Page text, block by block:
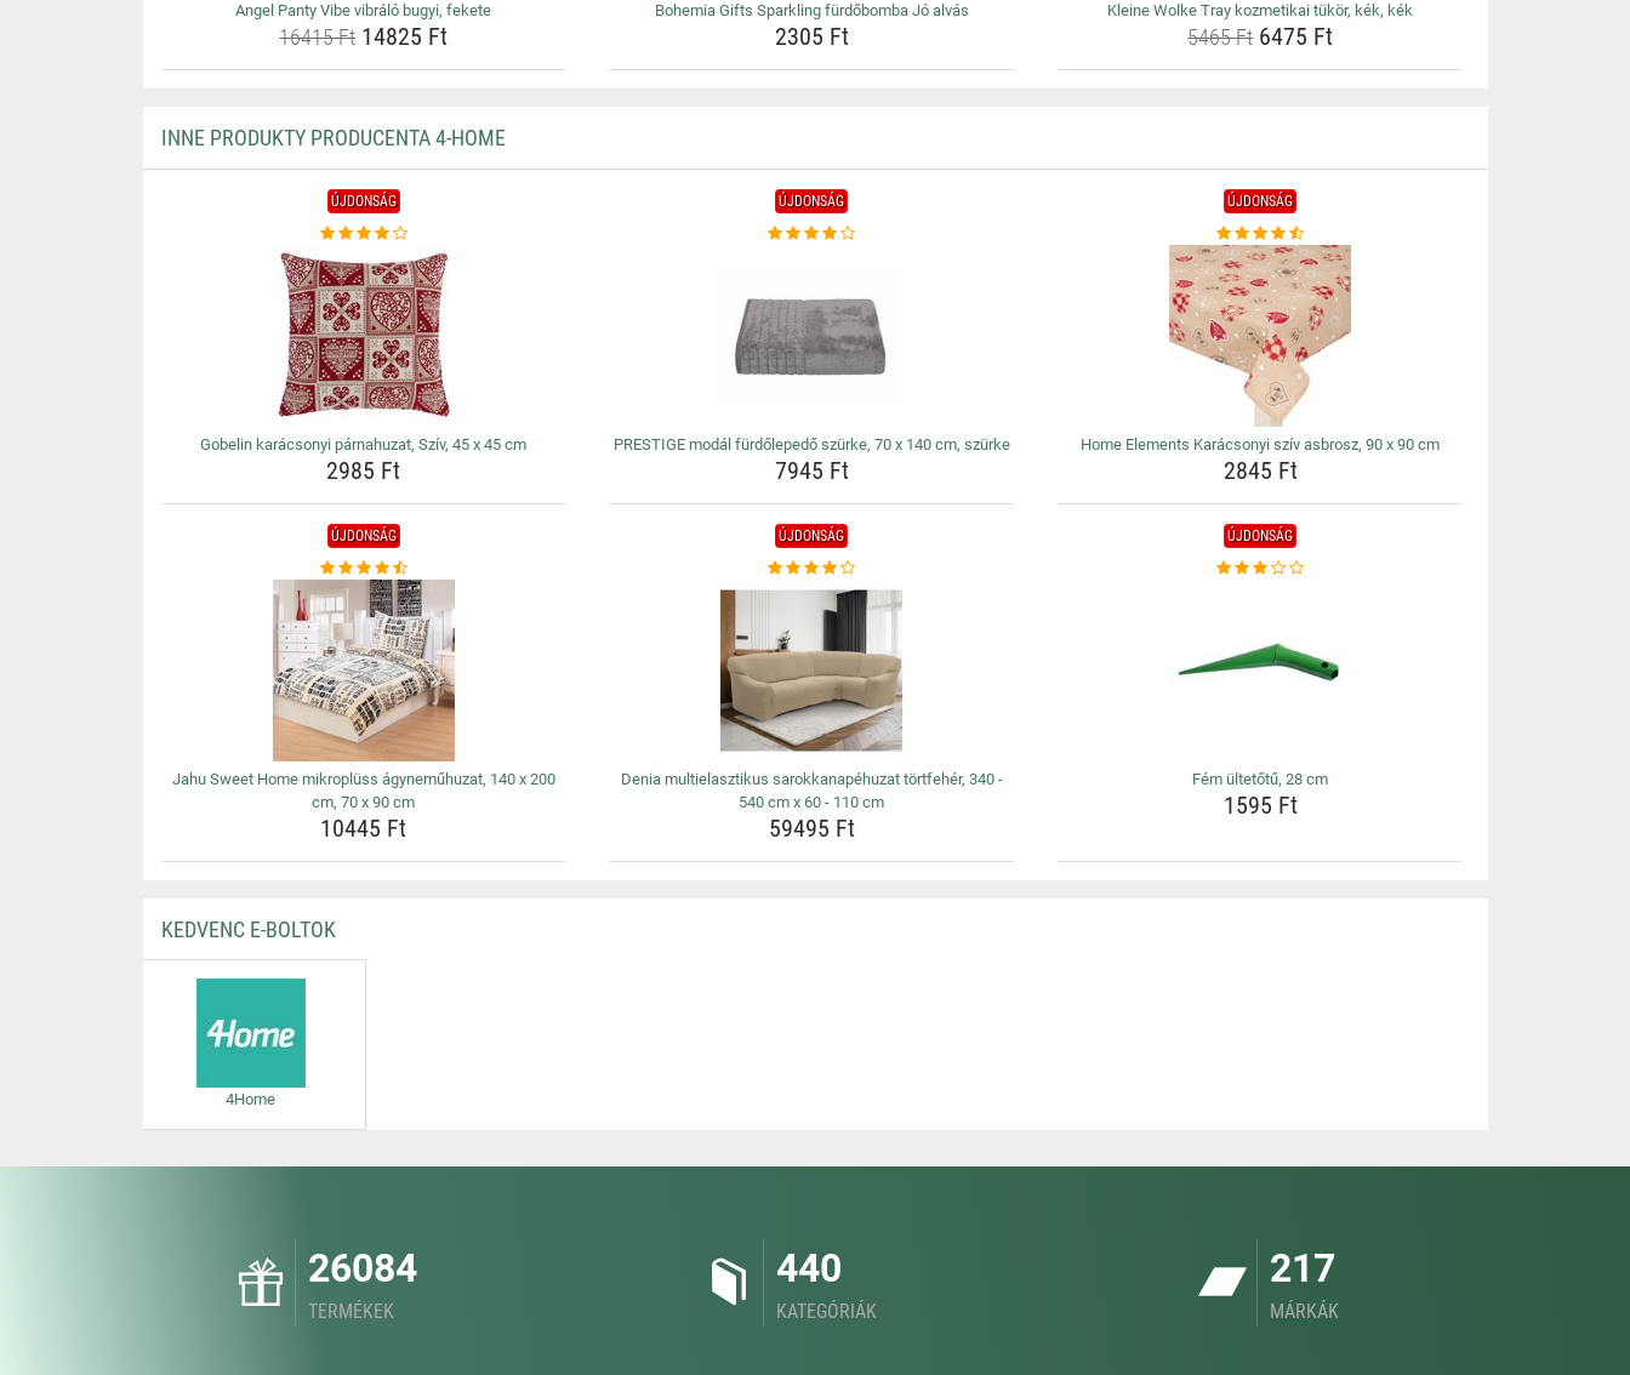
Angel Panty Vibe vibráló bugyi, fekete
16415 Ft14825 Ft
Bohemia Gifts Sparkling fürdőbomba Jó alvás
2305 Ft
Kleine Wolke Tray kozmetikai tükör, kék, kék
5465 Ft 6475 Ft
INNE PRODUKTY PRODUCENTA 4-HOME
ÚJDONSÁG
Gobelin karácsonyi párnahuzat, Szív, 45 x 45 cm
2985 Ft
ÚJDONSÁG
PRESTIGE modál fürdőlepedő szürke, 70 x 140 cm, szürke
7945 Ft
ÚJDONSÁG
Home Elements Karácsonyi szív asbrosz, 90 x 90 cm
2845 Ft
ÚJDONSÁG
Jahu Sweet Home mikroplüss ágyneműhuzat, 140 x 200
cm, 70 x 90 cm
10445 Ft
ÚJDONSÁG
Denia multielasztikus sarokkanapéhuzat törtfehér, 340 -
540 cm x 60 - 110 cm
59495 Ft
ÚJDONSÁG
Fém ültetőtű, 28 cm
1595 Ft
KEDVENC E-BOLTOK
4Home
26084
TERMÉKEK
440
KATEGÓRIÁK
217
MÁRKÁK